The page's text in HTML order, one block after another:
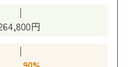
円